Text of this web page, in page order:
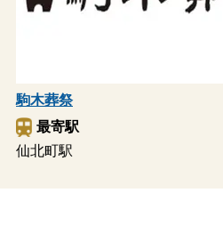
駒木葬祭
最寄駅
仙北町駅